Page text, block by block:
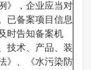
》，企业应当对
已备案项目信息
时告知备案机
技术、产品、装
》、《水污染防